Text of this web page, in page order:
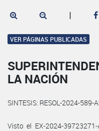
|
VER PÁGINAS PUBLICADAS
LA NACIÓN
SINTESIS: RESOL-2024-
Visto el EX-2024-39723271-